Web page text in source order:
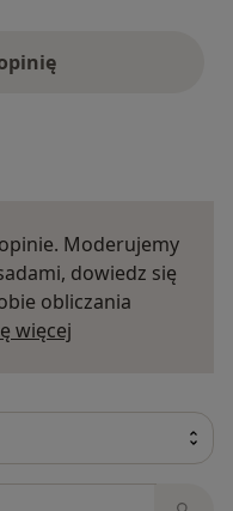
Moderujemy
dowiedz się
obliczania
więcej